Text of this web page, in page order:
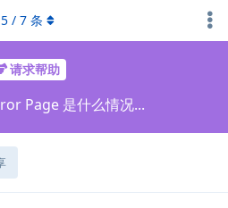
请求帮助
Page 是什么情况...
5 / 7 条